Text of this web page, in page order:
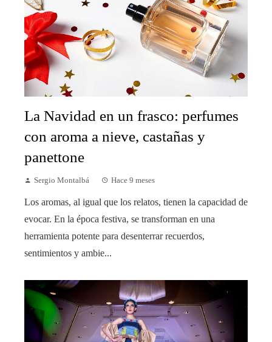
La Navidad en un frasco: perfumes
con aroma a nieve, castañas y
panettone
Sergio Montalbá Hace 9 meses
Los aromas, al igual que los relatos, tienen la capacidad de
evocar. En la época festiva, se transforman en una
herramienta potente para desenterrar recuerdos,
sentimientos y ambie...